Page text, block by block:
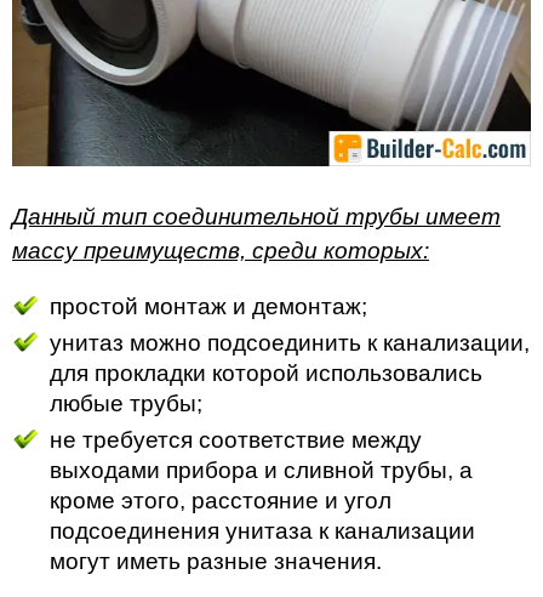
Данный тип соединительной трубы имеет
массу преимуществ, среди которых:
простой монтаж и демонтаж;
унитаз можно подсоединить к канализации,
для прокладки которой использовались
любые трубы;
не требуется соответствие между
выходами прибора и сливной трубы, а
кроме этого, расстояние и угол
подсоединения унитаза к канализации
могут иметь разные значения.